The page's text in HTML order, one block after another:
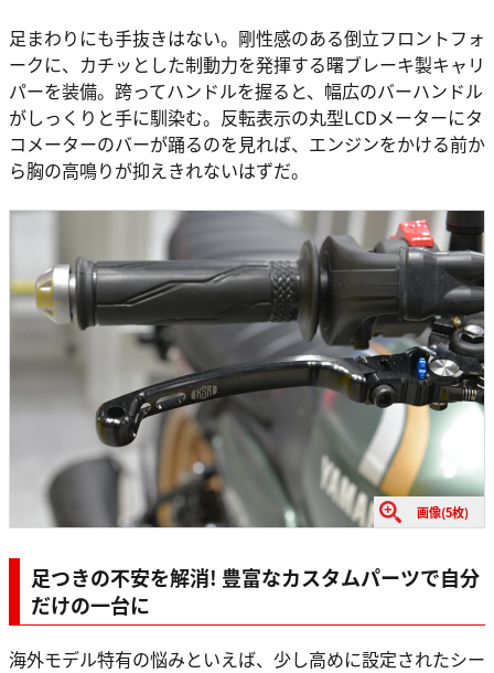
足まわりにも手抜きはない。剛性感のある倒立フロントフォ
ークに、カチッとした制動力を発揮する曙ブレーキ製キャリ
パーを装備。跨ってハンドルを握ると、幅広のバーハンドル
がしっくりと手に馴染む。反転表示の丸型LCDメーターにタ
コメーターのバーが踊るのを見れば、エンジンをかける前か
ら胸の高鳴りが抑えきれないはずだ。
画像(5枚)
足つきの不安を解消! 豊富なカスタムパーツで自分
だけの一台に
海外モデル特有の悩みといえば、少し高めに設定されたシー